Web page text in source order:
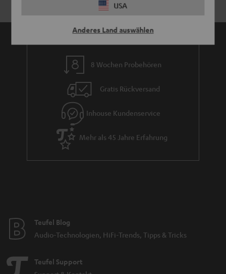
USA
Anderes Land auswählen
8 Wochen Probehören
Gratis Rückversand
Inhouse Kundenservice
Mehr als 45 Jahre Erfahrung
Teufel Blog
Audio-Technologien, HiFi-Trends, Tipps & Tricks
Teufel Support